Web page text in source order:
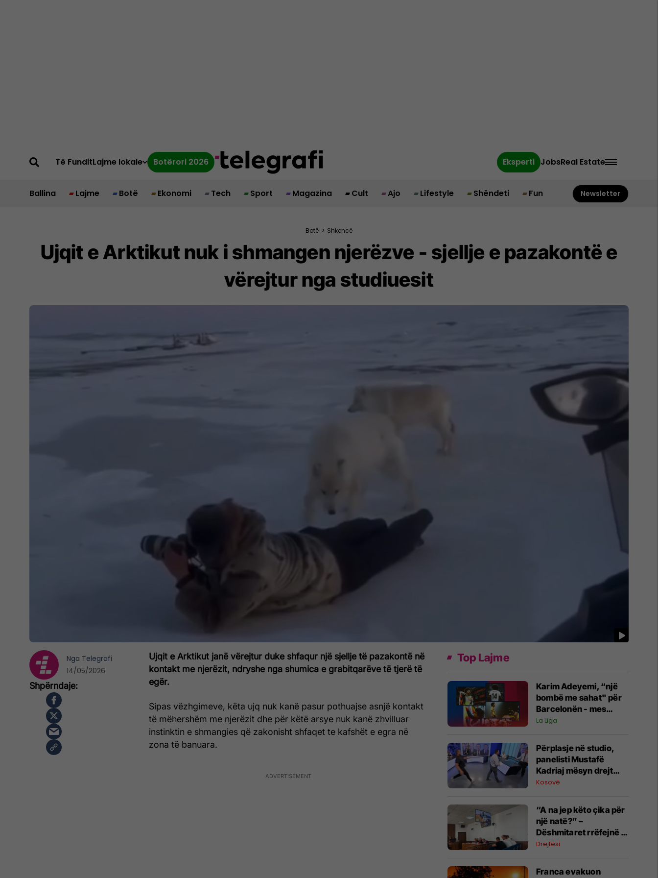
Të FunditLajme lokale Botërori 2026 Eksperti JobsReal Estate
Ballina Lajme Botë Ekonomi Tech Sport Magazina Cult Ajo Lifestyle Shëndeti Fun Newsletter
Botë > Shkencë
Ujqit e Arktikut nuk i shmangen njerëzve - sjellje e pazakontë e
vërejtur nga studiuesit
Ujqit e Arktikut janë vërejtur duke shfaqur një sjellje të pazakontë në
kontakt me njerëzit, ndryshe nga shumica e grabitqarëve të tjerë të
egër.
Sipas vëzhgimeve, këta ujq nuk kanë pasur pothuajse asnjë kontakt
të mëhershëm me njerëzit dhe për këtë arsye nuk kanë zhvilluar
instinktin e shmangies që zakonisht shfaqet te kafshët e egra në
zona të banuara.
Nga Telegrafi
14/05/2026
Top Lajme
Karim Adeyemi, “një
bombë me sahat" për
Barcelonën - mes
talentit të madh dhe
madhështisë
La Liga
Përplasje në studio,
panelisti Mustafë
Kadriaj mësyn drejt
Nexhmedin Spahiut -
Kosovë
“A na jep këto çika për
një natë?” –
Dëshmitaret rrëfejnë si
nisi konflikti që
plagosjen e tre
Drejtësi
Franca evakuon